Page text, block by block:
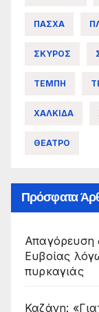
ΠΑΣΧΑ
ΣΚΥΡΟΣ
ΤΕΜΠΗ
ΧΑΛΚΙΔΑ
ΘΕΑΤΡΟ
Πρόσφατα
Απαγόρευση
Ευβοίας
πυρκαγιάς
Καζάνη: